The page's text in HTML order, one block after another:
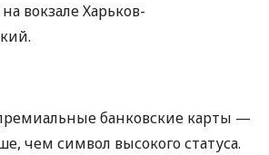
вокзале Харьков-
банковские карты —
чем символ высокого статуса.